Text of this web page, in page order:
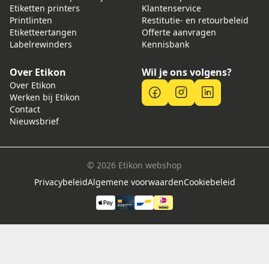
Etiketten printers
Printlinten
Etiketteertangen
Labelrewinders
Klantenservice
Restitutie- en retourbeleid
Offerte aanvragen
Kennisbank
Over Etikon
Over Etikon
Werken bij Etikon
Contact
Nieuwsbrief
Wil je ons volgens?
© 2026 Etikon webshop
PrivacybeleidAlgemene voorwaardenCookiebeleid